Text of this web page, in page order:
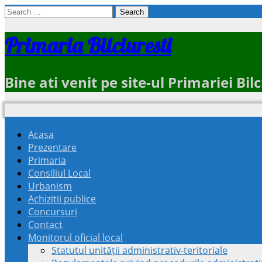
Search
Primaria Bilciuresti
Bine ati venit pe site-ul Primariei
Acasa
Prezentare
Primaria
Consiliul Local
Urbanism
Achizitii publice
Concursuri
Contact
Monitorul oficial local
Statutul unității administrativ-teritoriale